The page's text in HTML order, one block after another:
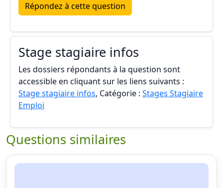
Répondez à cette question
Stage stagiaire infos
Les dossiers répondants à la question sont
accessible en cliquant sur les liens suivants :
Stage stagiaire infos, Catégorie : Stages Stagiaire
Emploi
Questions similaires